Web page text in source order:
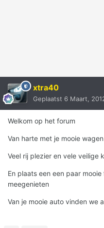
xtra40
Geplaatst 6 Maart,
Welkom op het forum
Van harte met je mooie wagen
Veel rij plezier en vele veilige
En plaats een een paar
meegenieten
Van je mooie auto vinden we